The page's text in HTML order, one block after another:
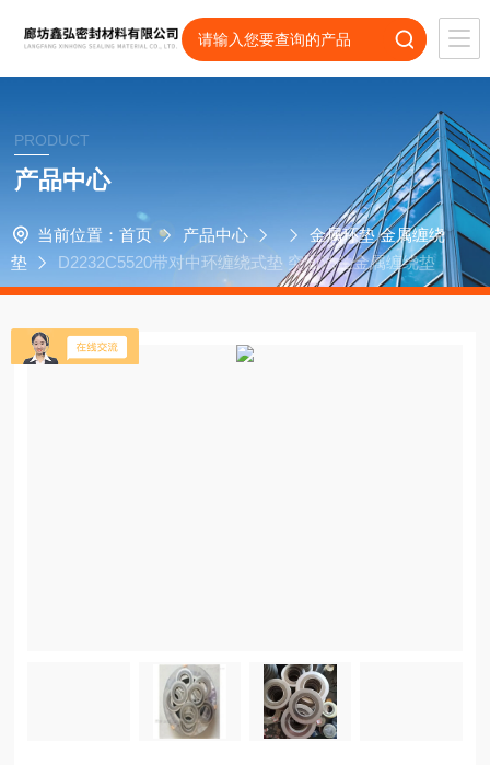
PRODUCT
产品中心
当前位置： 首页 产品中心
金属环垫 金属缠绕
垫
D2232C5520带对中环缠绕式垫 突面法兰金属缠绕垫